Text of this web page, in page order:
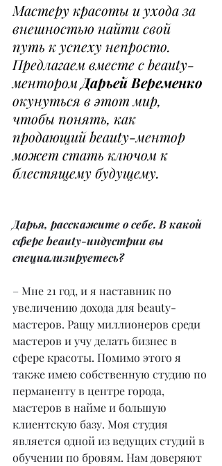
Мастеру красоты и ухода за
внешностью найти свой
путь к успеху непросто.
Предлагаем вместе с beauty-
ментором Дарьей Веременко
окунуться в этот мир,
чтобы понять, как
продающий beauty-ментор
может стать ключом к
блестящему будущему.
Дарья, расскажите о себе. В какой
сфере beauty-индустрии вы
специализируетесь?
– Мне 21 год, и я наставник по
увеличению дохода для beauty-
мастеров. Ращу миллионеров среди
мастеров и учу делать бизнес в
сфере красоты. Помимо этого я
также имею собственную студию по
перманенту в центре города,
мастеров в найме и большую
клиентскую базу. Моя студия
является одной из ведущих студий в
обучении по бровям. Нам доверяют